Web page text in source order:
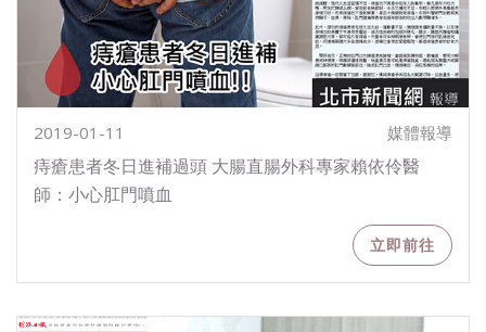
2019-01-11 媒體報導
痔瘡患者冬日進補過頭 大腸直腸外科專家賴依伶醫
師：小心肛門噴血
立即前往